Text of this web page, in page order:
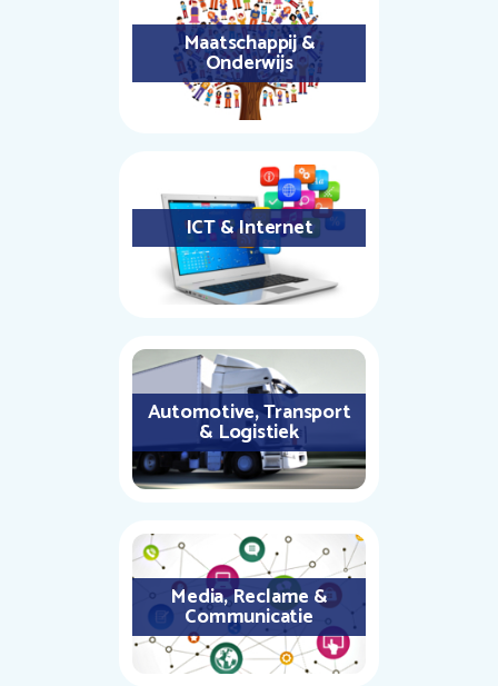
Maatschappij &
Onderwijs
ICT & Internet
Automotive, Transport
& Logistiek
Media, Reclame &
Communicatie